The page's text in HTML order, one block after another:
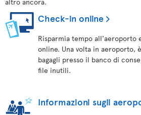
Check-in online
Risparmia tempo
online. Una volta in aeroporto,
bagagli presso il banco di
file inutili.
Informazioni sugli